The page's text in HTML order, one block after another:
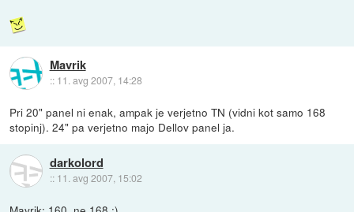
Mavrik
:: 11. avg 2007, 14:28
Pri 20" panel ni enak, ampak je verjetno TN (vidni kot samo 168
stopinj). 24" pa verjetno majo Dellov panel ja.
darkolord
:: 11. avg 2007, 15:02